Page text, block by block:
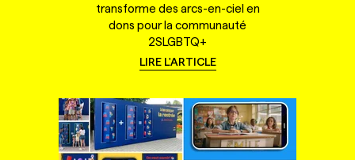
transforme des arcs-en-ciel en
dons pour la communauté
2SLGBTQ+
LIRE L'ARTICLE